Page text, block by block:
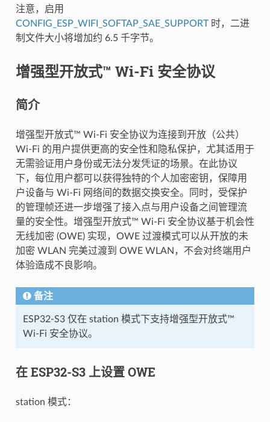
注意，启用
CONFIG_ESP_WIFI_SOFTAP_SAE_SUPPORT时，二进
制文件大小将增加约 6.5 千字节。
增强型开放式™ Wi-Fi 安全协议
简介
增强型开放式™ Wi-Fi 安全协议为连接到开放（公共）
Wi-Fi 的用户提供更高的安全性和隐私保护，尤其适用于
无需验证用户身份或无法分发凭证的场景。在此协议
下，每位用户都可以获得独特的个人加密密钥，保障用
户设备与 Wi-Fi 网络间的数据交换安全。同时，受保护
的管理帧还进一步增强了接入点与用户设备之间管理流
量的安全性。增强型开放式™ Wi-Fi 安全协议基于机会性
无线加密 (OWE) 实现，OWE 过渡模式可以从开放的未
加密 WLAN 完美过渡到 OWE WLAN，不会对终端用户
体验造成不良影响。
备注
ESP32-S3 仅在 station 模式下支持增强型开放式™
Wi-Fi 安全协议。
在 ESP32-S3 上设置 OWE
station 模式：